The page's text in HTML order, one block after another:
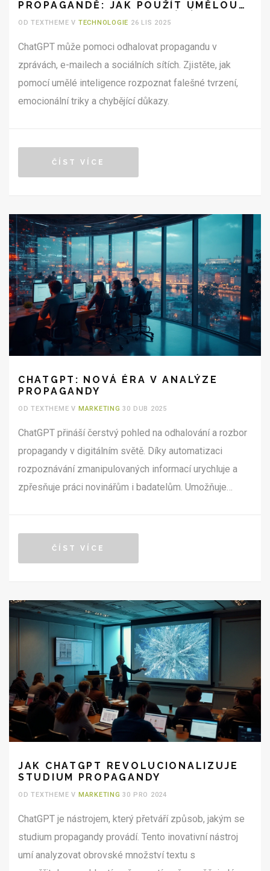
PROPAGANDĚ: JAK POUŽÍT UMĚLOU
OD TEXTHEME V TECHNOLOGIE 26 LIS 2025
ChatGPT může pomoci odhalovat propagandu v
zprávách, e-mailech a sociálních sítích. Zjistěte, jak
pomocí umělé inteligence rozpoznat falešné tvrzení,
emocionální triky a chybějící důkazy.
ČÍST VÍCE
CHATGPT: NOVÁ ÉRA V ANALÝZE
PROPAGANDY
OD TEXTHEME V MARKETING 30 DUB 2025
ChatGPT přináší čerstvý pohled na odhalování a rozbor
propagandy v digitálním světě. Díky automatizaci
rozpoznávání zmanipulovaných informací urychluje a
zpřesňuje práci novinářům i badatelům. Umožňuje
analýzu obsahu. Ukazuje, jak se s příchodem AI mění
ČÍST VÍCE
JAK CHATGPT REVOLUCIONALIZUJE
STUDIUM PROPAGANDY
OD TEXTHEME V MARKETING 30 PRO 2024
ChatGPT je nástrojem, který přetváří způsob, jakým se
studium propagandy provádí. Tento inovativní nástroj
umí analyzovat obrovské množství textu s